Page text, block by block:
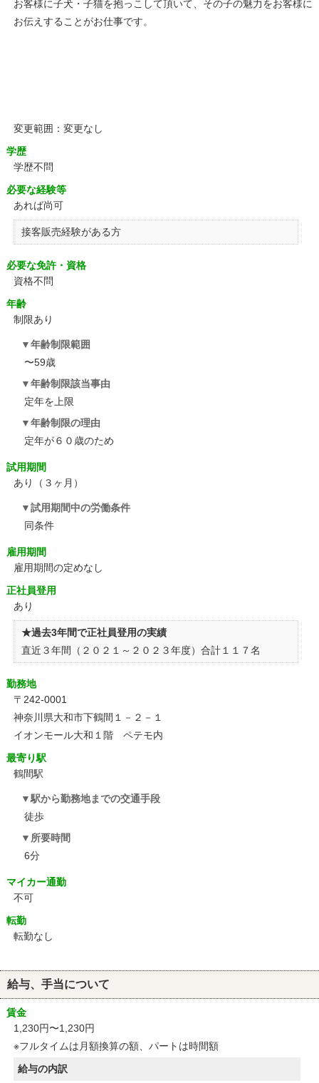
お客様に子犬・子猫を抱っこして頂いて、その子の魅力をお客様に
お伝えすることがお仕事です。
変更範囲：変更なし
学歴
学歴不問
必要な経験等
あれば尚可
接客販売経験がある方
必要な免許・資格
資格不問
年齢
制限あり
年齢制限範囲
〜59歳
年齢制限該当事由
定年を上限
年齢制限の理由
定年が６０歳のため
試用期間
あり（３ヶ月）
試用期間中の労働条件
同条件
雇用期間
雇用期間の定めなし
正社員登用
あり
★過去3年間で正社員登用の実績
直近３年間（２０２１～２０２３年度）合計１１７名
勤務地
〒242-0001
神奈川県大和市下鶴間１－２－１
イオンモール大和１階 ペテモ内
最寄り駅
鶴間駅
駅から勤務地までの交通手段
徒歩
所要時間
6分
マイカー通勤
不可
転勤
転勤なし
給与、手当について
賃金
1,230円〜1,230円
※フルタイムは月額換算の額、パートは時間額
給与の内訳